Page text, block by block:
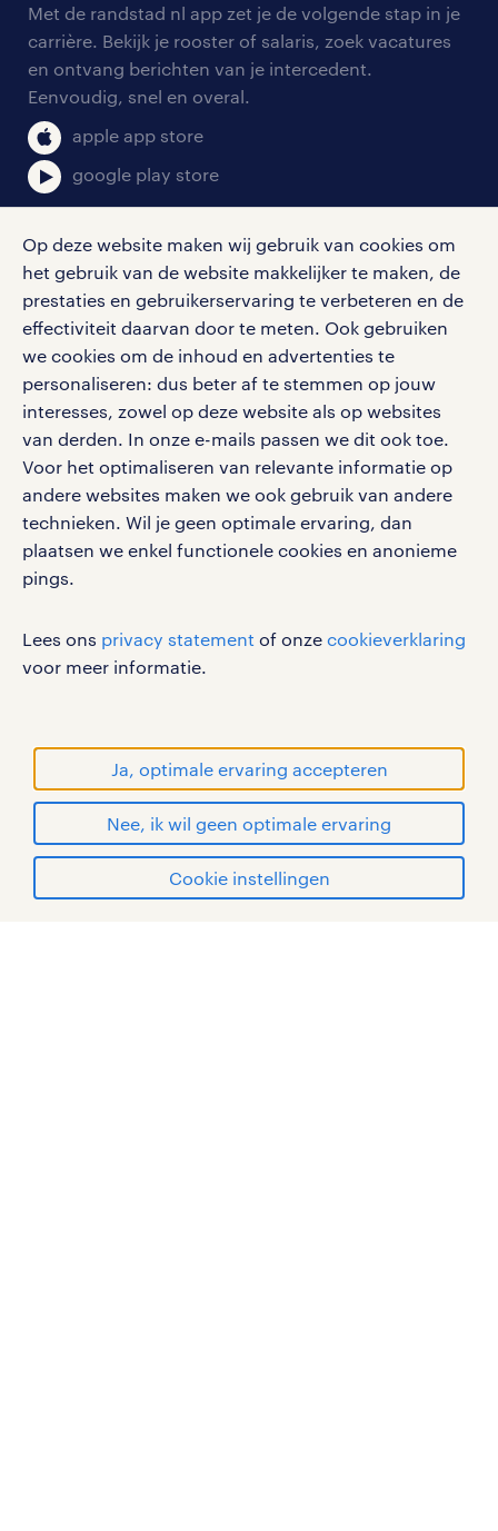
Op deze website maken wij gebruik van cookies om
het gebruik van de website makkelijker te maken, de
prestaties en gebruikerservaring te verbeteren en de
effectiviteit daarvan door te meten. Ook gebruiken
we cookies om de inhoud en advertenties te
personaliseren: dus beter af te stemmen op jouw
interesses, zowel op deze website als op websites
van derden. In onze e-mails passen we dit ook toe.
Voor het optimaliseren van relevante informatie op
andere websites maken we ook gebruik van andere
technieken. Wil je geen optimale ervaring, dan
plaatsen we enkel functionele cookies en anonieme
pings.
Lees ons privacy statement of onze cookieverklaring
voor meer informatie.
Ja, optimale ervaring accepteren
Nee, ik wil geen optimale ervaring
Cookie instellingen
personeel gezocht
aanmelden nieuwsbrief
blogs en artikelen
salarischecker
bruto-netto calculator
onze vestigingen
pers
Met de randstad nl app zet je de volgende stap in je
carrière. Bekijk je rooster of salaris, zoek vacatures
en ontvang berichten van je intercedent.
Eenvoudig, snel en overal.
apple app store
google play store
social media
Volg ons voor de leukste content omtrent
vacatures, solliciteren en inspiratie.
werken bij randstad
gebruikersvoorwaarden
privacystatement
cookies
handelsmerken van Randstad N.V.
© Randstad 2026